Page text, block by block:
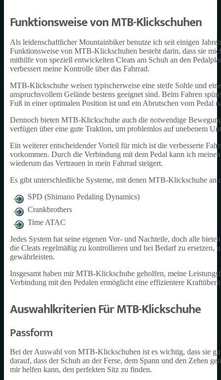
Funktionsweise von MTB-Klickschuhen
Als leidenschaftlicher Mountainbiker benutze ich seit einigen
Funktionsweise von MTB-Klickschuhen besteht darin, dass sie
mithilfe von speziell entwickelten Cleats am Schuh an den
verbessert meine Kontrolle über das Fahrrad.
MTB-Klickschuhe weisen typischerweise eine steife Sohle und
anspruchsvollem Gelände bestens geeignet sind. Beim Fahren
Fuß in einer optimalen Position ist und ein Abrutschen vom Pedal
Dennoch bieten MTB-Klickschuhe auch die notwendige
verfügen über eine gute Traktion, um problemlos auf unebenem
Ein weiterer entscheidender Vorteil für mich ist die verbesserte
vorkommen. Durch die Verbindung mit dem Pedal kann ich
wiederum das Vertrauen in mein Fahrrad steigert.
Es gibt unterschiedliche Systeme, mit denen MTB-Klickschuhe an
SPD (Shimano Pedaling Dynamics)
Crankbrothers
Time ATAC
Jedes System hat seine eigenen Vor- und Nachteile, doch alle
die Cleats regelmäßig zu kontrollieren und bei Bedarf zu ersetzen,
gewährleisten.
Insgesamt haben mir MTB-Klickschuhe geholfen, meine
Verbindung mit den Pedalen ermöglicht eine effizientere
Auswahlkriterien Für MTB-Klickschuhe
Passform
Bei der Auswahl von MTB-Klickschuhen ist es wichtig, dass sie
darauf, dass der Schuh an der Ferse, dem Spann und den Zehen
mir helfen kann, den perfekten Sitz zu finden.